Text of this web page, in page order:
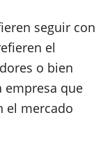
seguir con
el
o bien
empresa que
el mercado